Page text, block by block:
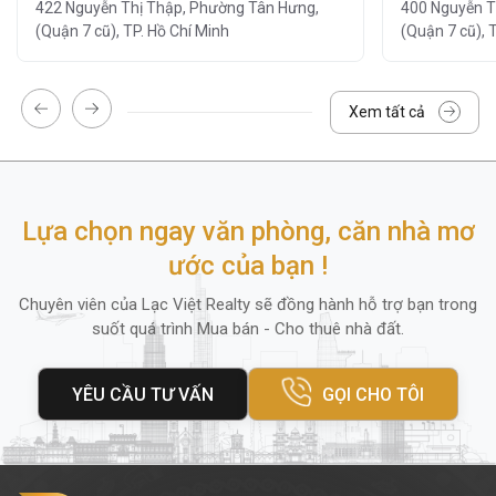
Dịch vụ vệ sinh, bảo trì định kỳ
Hệ thống thang máy tốc độ cao
Ngoài ra, trong bán kính 200mquanh tòa
ngân hàng Vietcombank,
tiện lợi tối đa cho nhân viên và khách hàng
4. Diện tích thuê và giá thuê
Cao ốc Green Country cung cấp nhiều lựa
chọn diện tích thuê linh hoạt phù hợp với
mọi loại hình doanh nghiệpvừa và
nhỏ,startuphoặcvăn phòng đại diện:
422 Nguyễn Thị Thập, Phường Tân Hưng,
(Quận 7 cũ), TP. Hồ Chí Minh
400 Nguyễn
(Quận 7 cũ),
Xem tất cả
Lựa chọn ngay văn phòng, căn nhà mơ
ước của bạn !
Chuyên viên của Lạc Việt Realty sẽ đồng hành hỗ trợ bạn trong
suốt quá trình Mua bán - Cho thuê nhà đất.
YÊU CẦU TƯ VẤN GỌI CHO TÔI